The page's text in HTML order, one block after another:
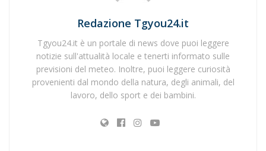
Redazione Tgyou24.it
Tgyou24.it è un portale di news dove puoi leggere
notizie sull'attualità locale e tenerti informato sulle
previsioni del meteo. Inoltre, puoi leggere curiosità
provenienti dal mondo della natura, degli animali, del
lavoro, dello sport e dei bambini.